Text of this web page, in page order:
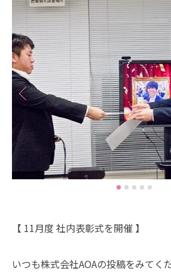
【 11月度 社内表彰式を開催 】
いつも株式会社AOAの投稿をみてく